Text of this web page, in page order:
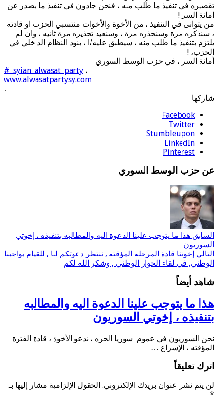
تقصيره في تنفيذ ما طُلب منه ، فنحن جادون في تنفيذ ما يصدر عن
امانة السر !
من يتوانى في التنفيذ ، من الأخوة والأخوات منتسبي الحزب او قادته
، سنذكره مرة وسنحذره مرة ، وسنعيد تحذيره مرة ثانيه ، وان لم
يلتزم بتنفيذ ما طلب منه ، سيطبق عليه/ا ، بنود النظام الداخلي في
الحزب، !
أمانة السر ، في حزب الوسط السوري
#_syian_alwasat_party ،
www.alwasatpartysy.com
،
شاركها
Facebook
Twitter
Stumbleupon
LinkedIn
Pinterest
عن حزب الوسط السوري
السابق هذا ما يتوجب علينا الدعوة اليه والمطالبه بتنفيذه ، إخوتي
السوريون
التالي إخوتنا قادة المرحله المؤقته , ننتظر دعوتكم لنا , للقيام بواجبنا
الوطني, في لقاء الحوار الوطني , وشكر الله لكم
شاهد أيضاً
هذا ما يتوجب علينا الدعوة اليه والمطالبه
بتنفيذه ، إخوتي السوريون
نحن السوريون في عموم سوريا الحره ، ندعو الأخوة ، قادة الفترة
المؤقته ، الإسراع …
اترك تعليقاً
لن يتم نشر عنوان بريدك الإلكتروني. الحقول الإلزامية مشار إليها بـ
*